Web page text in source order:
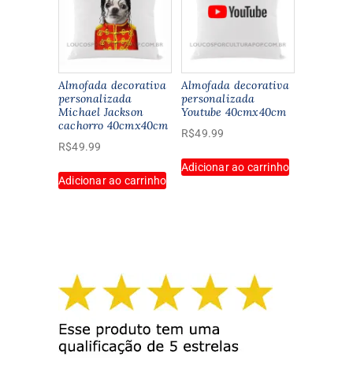
Almofada decorativa
personalizada
Michael Jackson
cachorro 40cmx40cm
R$49.99
Adicionar ao carrinho
Almofada decorativa
personalizada
Youtube 40cmx40cm
R$49.99
Adicionar ao carrinho